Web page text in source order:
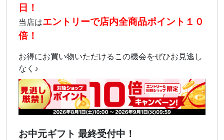
日！
当店はエントリーで店内全商品ポイント１０
倍！
お得にお買い物いただけるこの機会をぜひお見逃し
なく♪
お中元ギフト 最終受付中！